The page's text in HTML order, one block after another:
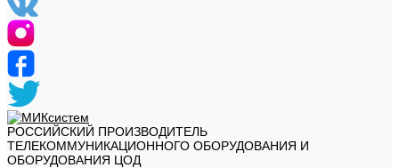
РОССИЙСКИЙ ПРОИЗВОДИТЕЛЬ
ТЕЛЕКОММУНИКАЦИОННОГО ОБОРУДОВАНИЯ И
ОБОРУДОВАНИЯ ЦОД